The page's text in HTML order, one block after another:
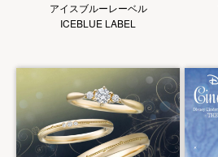
アイスブルーレーベル
ICEBLUE LABEL